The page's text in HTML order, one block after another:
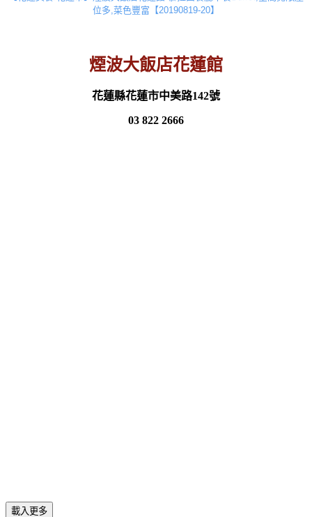
位多,菜色豐富【20190819-20】
煙波大飯店花蓮館
花蓮縣花蓮市中美路142號
03 822 2666
載入更多